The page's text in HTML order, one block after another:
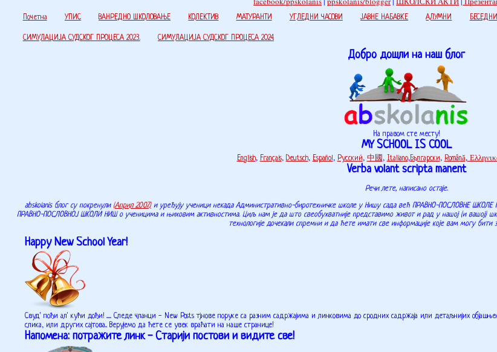
Почетна УПИС ВАНРЕДНО ШКОЛОВАЊЕ КОЛЕКТИВ МАТУРАНТИ УГЛЕДНИ ЧАСОВИ ЈАВНЕ НАБАВКЕ АЛУМНИ
СИМУЛАЦИЈА СУДСКОГ ПРОЦЕСА 2023. СИМУЛАЦИЈА СУДСКОГ ПРОЦЕСА 2024.
Добро дошли на наш блог
На правом сте месту!
MY SCHOOL IS COOL
English, Français, Deutsch, Español, Русский, 中國 , Italiano,Български, Română,
Verba volant scripta manent
Речи лете, написано остаје.
abskolanis блог су покренули (Април 2007.)и уређују ученици некада Административно-биротехничке школе у Нишу сада већ ПРАВНО-ПОСЛОВНЕ ШКОЛЕ
ПРАВНО-ПОСЛОВНОЈ ШКОЛИ НИШ о ученицима и њиховим активностима. Циљ нам је да што свеобухватније представимо живот и рад у нашој (и вашој)
технологије дочекали спремни и да ћете имати све информације које вам могу
Happy New School Year!
Свуд' пођи ал' кући дођи! ........ Следе чланци - New Posts тј.нове поруке са разним садржајима и линковима до сродних садржаја или детаљнијих
слика, или других сајтова... Верујемо да ћете се увек враћати на наше странице!
Напомена: потражите линк - Старији постови и видите све!